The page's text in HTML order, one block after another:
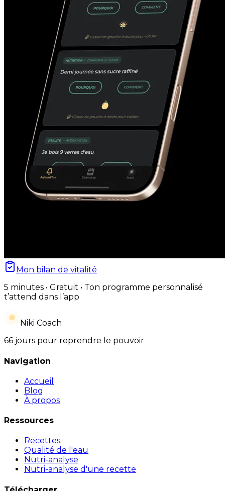
Mon bilan de vitalité
5 minutes • Gratuit • Ton programme personnalisé
t’attend dans l’app
Niki Coach
66 jours pour reprendre le pouvoir
Navigation
Accueil
Blog
À propos
Ressources
Recettes
Qualité de l'eau
Nutri-analyse
Nutri-analyse d'une recette